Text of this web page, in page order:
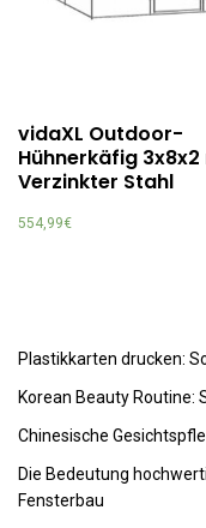
vidaXL Outdoor-
Hühnerkäfig 3x8x2
Verzinkter Stahl
554,99€
Plastikkarten drucken:
Korean Beauty Routine:
Chinesische
Die Bedeutung
Fensterbau